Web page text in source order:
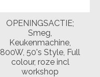
OPENINGSACTIE;
Smeg,
Keukenmachine,
800W, 50's Style, Full
colour, roze incl
workshop